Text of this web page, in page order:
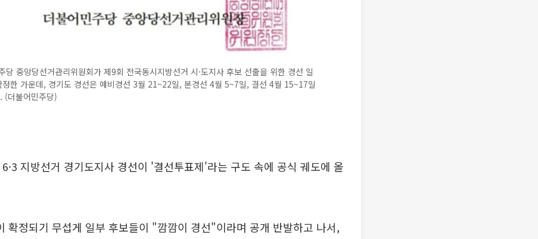
중앙당선거관리위원회가 제9회 전국동시지방선거 시·도지사 후보 선출을 위한 경선 일
정한 가운데, 경기도 경선은 예비경선 3월 21~22일, 본경선 4월 5~7일, 결선 4월 15~17일
(더불어민주당)
지방선거 경기도지사 경선이 '결선투표제'라는 구도 속에 공식 궤도에 올
확정되기 무섭게 일부 후보들이 "깜깜이 경선"이라며 공개 반발하고 나서,